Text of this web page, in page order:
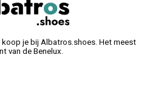
je bij Albatros.shoes. Het meest
van de Benelux.